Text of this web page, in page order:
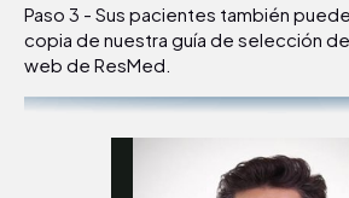
Paso 3 - Sus pacientes también
copia de nuestra guía de selección
web de ResMed.